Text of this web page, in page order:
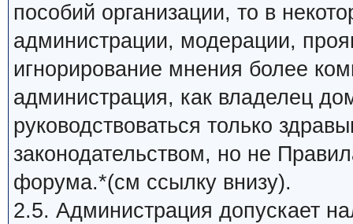
пособий организации, то в
администрации, модерации,
игнорирование мнения более
администрация, как владелец
руководствоваться только
законодательством, но не
форума.*(см ссылку внизу).
2.5. Администрация допускает